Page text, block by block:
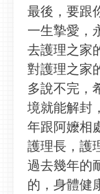
最後，要跟
一生摯愛，
去護理之家
對護理之家
多說不完，
境就能解封
年跟阿嬤相
護理長，護
過去幾年的
的，身體健